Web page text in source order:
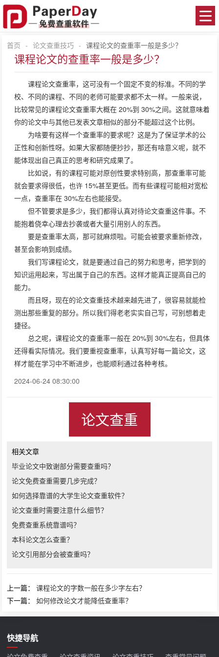
首页 - 论文查重技巧 - 课程论文的查重率一般是多少？
课程论文的查重率一般是多少？
课程论文查重率，这可没有一个固定不变的标准。不同的学
校、不同的课程、不同的老师可能要求都不太一样。一般来说，
比较常见的课程论文查重率大概在 20%到 30%之间。这就意味着
你的论文中与其他已发表文章相似的部分不能超过这个比例。
为啥要有这样一个查重率的要求呢？这是为了保证学术的公
正性和创新性呀。如果大家都随便抄抄，那还有啥意义呢，就不
能体现出自己真正的思考和研究成果了。
比如说，有的课程可能对原创性要求特别高，那查重率可能
就会要求得很低，也许 15%甚至更低。而有些课程可能相对宽松
一点，查重率在 30%左右也能接受。
但不管要求是多少，我们都得认真对待论文查重这件事。不
能抱着侥幸心理去抄袭或者大量引用别人的东西。
要是查重率太高，那可就麻烦啦。可能会被要求重新修改，
甚至会影响到成绩。
我们写课程论文，就是要通过自己的努力和思考，把学到的
知识运用起来，写出属于自己的东西。这样才能真正提高自己的
能力。
而且呀，现在的论文查重技术越来越先进了，很容易就能检
测出那些重复的部分。所以我们得老老实实自己写，可别想着走
捷径。
总之呢，课程论文的查重率一般在 20%到 30%左右，但具体
还得看实际情况。我们要重视查重率，认真写好每一篇论文，这
样才能在学习中不断进步，也能顺利通过各种考核。
2024-06-24 08:30:00
论文查重
相关文章
毕业论文中致谢部分需要查重吗？
论文免费查重需要几步完成？
如何选择靠谱的大学生论文查重软件？
论文查重时需要注意什么细节？
免费查重系统靠谱吗？
本科论文怎么查重？
论文引用部分会被查重吗？
上一篇：课程论文的字数一般在多少字左右？
下一篇：如何修改论文才能降低查重率？
快捷导航